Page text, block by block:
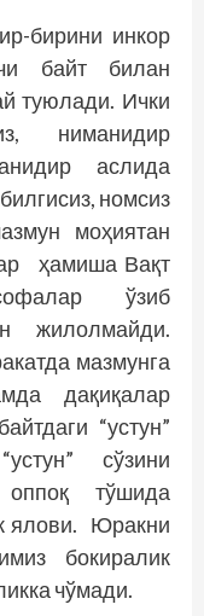
бирини инкор
байт билан
туюлади. Ички
ниманидир
аслида
номсиз
моҳиятан
ҳамиша Вақт
ўзиб
жилолмайди.
мазмунга
дақиқалар
“устун”
сўзини
оппоқ тўшида
ялови. Юракни
бокиралик
чўмади.